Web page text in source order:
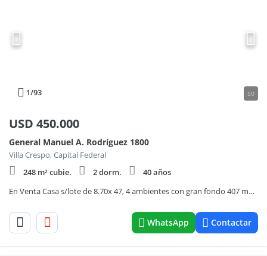
1/93 50
USD 450.000
General Manuel A. Rodríguez 1800
Villa Crespo, Capital Federal
248 m² cubie.
2 dorm.
40 años
En Venta Casa s/lote de 8.70x 47, 4 ambientes con gran fondo 407 m2 tot tot
WhatsApp Contactar